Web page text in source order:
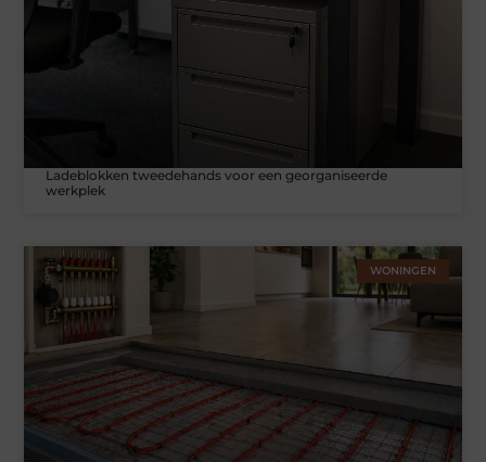
Ladeblokken tweedehands voor een georganiseerde
werkplek
WONINGEN